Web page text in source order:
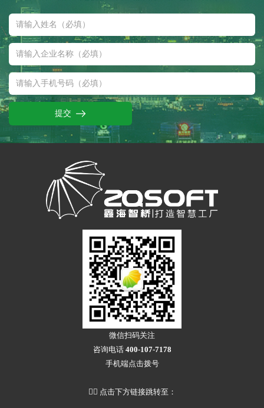
提交
微信扫码关注
咨询电话 400-107-7178
手机端点击拨号
👇🏻 点击下方链接跳转至：